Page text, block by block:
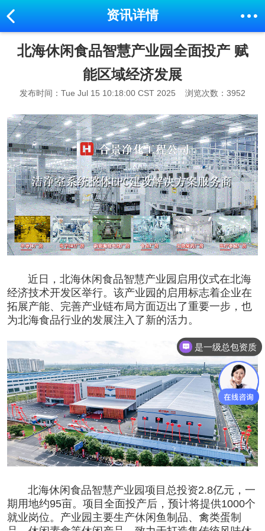
资讯详情
北海休闲食品智慧产业园全面投产 赋
能区域经济发展
发布时间：Tue Jul 15 10:18:00 CST 2025 浏览次数：3952
近日，北海休闲食品智慧产业园启用仪式在北海
经济技术开发区举行。该产业园的启用标志着企业在
拓展产能、完善产业链布局方面迈出了重要一步，也
为北海食品行业的发展注入了新的活力。
北海休闲食品智慧产业园项目总投资2.8亿元，一
期用地约95亩。项目全面投产后，预计将提供1000个
就业岗位。产业园主要生产休闲鱼制品、禽类蛋制
是一级总包资质